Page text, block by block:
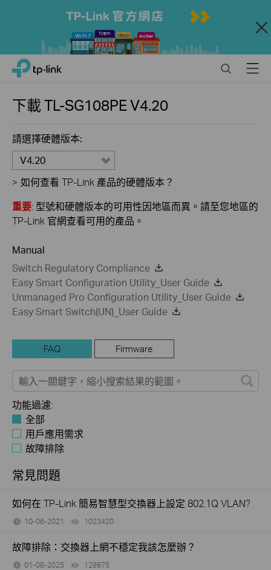
Close
Click
navigation
TP-Link, Reliably Smart SearchMenu
下載TL-SG108PEV4.20
請選擇硬體版本:
V4.20
> 如何查看 TP-Link 產品的硬體版本？
重要: 型號和硬體版本的可用性因地區而異。請至您地區的
TP-Link 官網查看可用的產品。
Manual
Switch Regulatory Compliance
Easy Smart Configuration Utility_User Guide
Unmanaged Pro Configuration Utility_User Guide
Easy Smart Switch(UN)_User Guide
FAQ Firmware
功能過濾:
全部
用戶應用需求
故障排除
常見問題
如何在 TP-Link 簡易智慧型交換器上設定 802.1Q VLAN?
10-06-2021 1023420
故障排除：交換器上網不穩定我該怎麼辦？
01-08-2025 129875